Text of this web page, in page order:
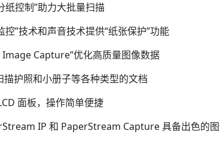
纸控制”助力大批量扫描
控”技术和声音技术提供“纸张保护”功能
Image Capture”优化高质量图像数据
描护照和小册子等各种类型的文档
面板，操作简单便捷
IP 和 PaperStream Capture 具备出色的